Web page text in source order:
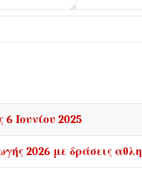
Ιουνίου 2025
2026 με δράσεις